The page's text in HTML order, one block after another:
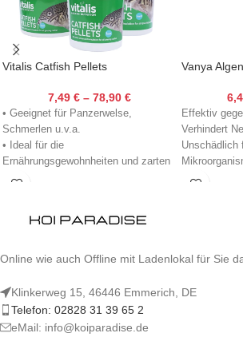
Vitalis Catfish Pellets
7,49 € – 78,90 €
• Geeignet für Panzerwelse,
Schmerlen u.v.a.
• Ideal für die
Ernährungsgewohnheiten und zarten
Mundwerkzeuge dieser Fische
• Enthält viele natürliche Lockstoffe
Vanya
Effektiv
Verhindert
Unschädlich
Online wie auch Offline mit Ladenlokal für Sie
Klinkerweg 15, 46446 Emmerich, DE
Telefon: 02828 31 39 65 2
eMail: info@koiparadise.de